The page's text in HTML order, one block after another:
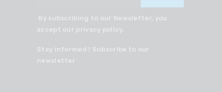
By subscribing to our Newsletter, you
accept our privacy policy.
Stay informed ! Subscribe to our
newsletter